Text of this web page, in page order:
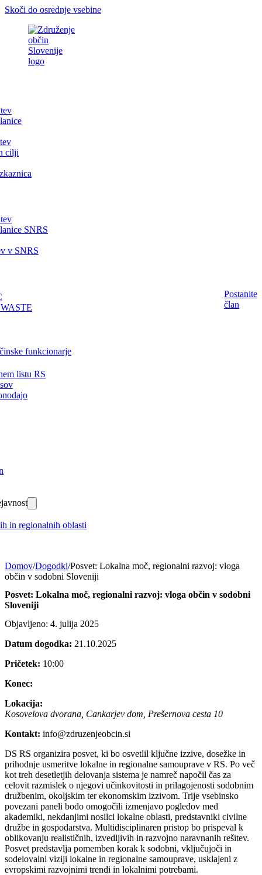
Skoči do osrednje vsebine
cilji
SNRS
v SNRS
funkcionarje
listu RS
in regionalnih oblasti
Postanite
član
Domov/Dogodki/Posvet: Lokalna moč, regionalni razvoj: vloga
občin v sodobni Sloveniji
Posvet: Lokalna moč, regionalni razvoj: vloga občin v sodobni
Sloveniji
Objavljeno: 4. julija 2025
Datum dogodka: 21.10.2025
Pričetek: 10:00
Konec:
Lokacija:
Kosovelova dvorana, Cankarjev dom, Prešernova cesta 10
Kontakt: info@zdruzenjeobcin.si
DS RS organizira posvet, ki bo osvetlil ključne izzive, dosežke in
prihodnje usmeritve lokalne in regionalne samouprave v RS. Po več
kot treh desetletjih delovanja sistema je namreč napočil čas za
celovit razmislek o njegovi učinkovitosti in prilagojenosti sodobnim
družbenim, okoljskim ter ekonomskim izzivom. Trije vsebinsko
povezani paneli bodo omogočili izmenjavo pogledov med
akademiki, nekdanjimi nosilci lokalne oblasti, predstavniki civilne
družbe in gospodarstva. Multidisciplinaren pristop bo prispeval k
oblikovanju realističnih, izvedljivih in razvojno naravnanih rešitev.
Posvet predstavlja pomemben korak k sodobni, vključujoči in
sodelovalni viziji lokalne in regionalne samouprave, usklajeni z
evropskimi razvojnimi trendi in lokalnimi potrebami.